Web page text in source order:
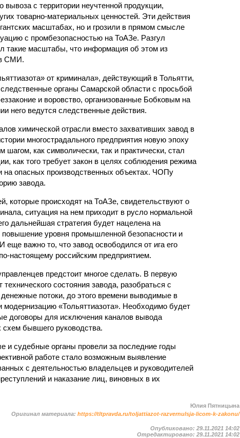
вывоза с территории неучтенной продукции,
товарно-материальных ценностей. Эти действия
масштабах, но и грозили в прямом смысле
с промбезопасностью на ТоАЗе. Разгул
такие масштабы, что информация об этом из
в СМИ.
от криминала», действующий в Тольятти,
органы Самарской области с просьбой
и воровство, организованные Бобковым на
него ведутся следственные действия.
химической отрасли вместо захвативших завод в
многострадального предприятия новую эпоху
как символически, так и практически, стал
как того требует закон в целях соблюдения режима
на опасных производственных объектах. ЧОПу
завода.
которые происходят на ТоАЗе, свидетельствуют о
ситуация на нем приходит в русло нормальной
дальнейшая стратегия будет нацелена на
уровня промышленной безопасности и
важно то, что завод освободился от ига его
настоящему российским предприятием.
предстоит многое сделать. В первую
состояния завода, разобраться с
потоки, до этого времени выводимые в
«Тольяттиазота». Необходимо будет
договоры для исключения каналов вывода
бывшего руководства.
и судебные органы провели за последние годы
работе стало возможным выявление
с деятельностью владельцев и руководителей
и наказание лиц, виновных в их
Юлия Пятницына
Оригинал материала:https://tltpravda.ru/toljattiazot-razvernulsja-licom-k-zakonu/
Опубликовано:29.11.2021 14:02
Отредактировано:29.11.2021 14:02